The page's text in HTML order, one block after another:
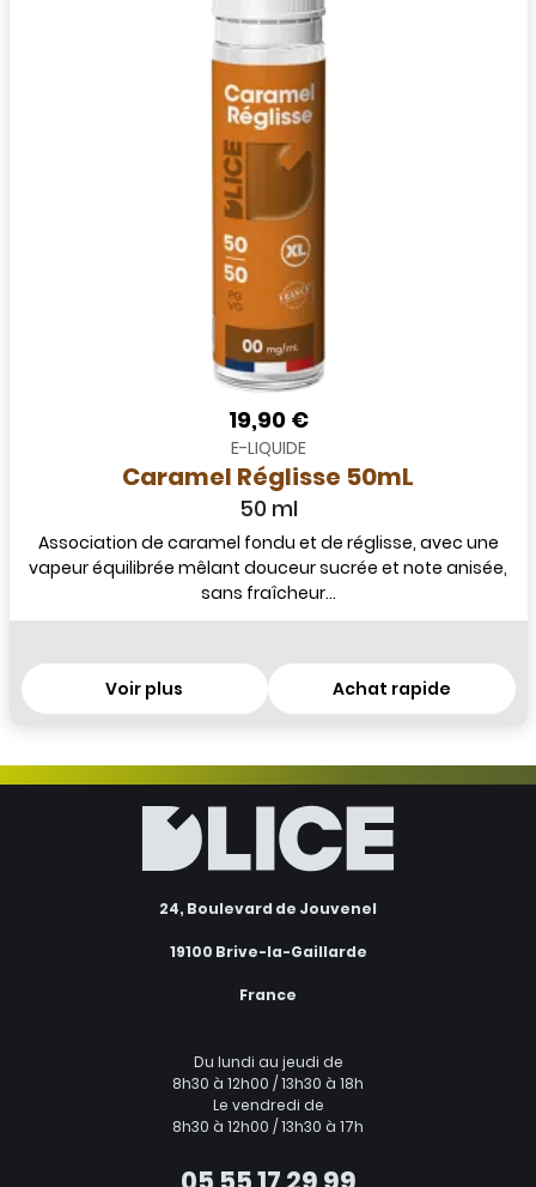
19,90 €
E-LIQUIDE
Caramel Réglisse 50mL
50 ml
Association de caramel fondu et de réglisse, avec une
vapeur équilibrée mêlant douceur sucrée et note anisée,
sans fraîcheur...
Voir plus Achat rapide
24, Boulevard de Jouvenel
19100 Brive-la-Gaillarde
France
Du lundi au jeudi de
8h30 à 12h00 / 13h30 à 18h
Le vendredi de
8h30 à 12h00 / 13h30 à 17h